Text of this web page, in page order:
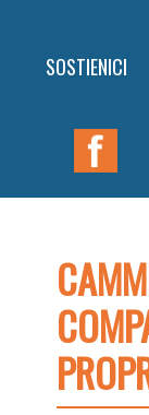
SOSTIENICI
Nav
Widget